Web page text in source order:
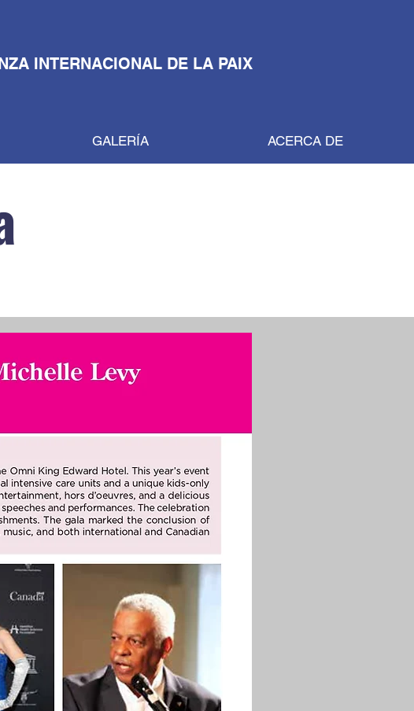
INTERNACIONAL DE LA PAIX
GALERÍA ACERCA DE